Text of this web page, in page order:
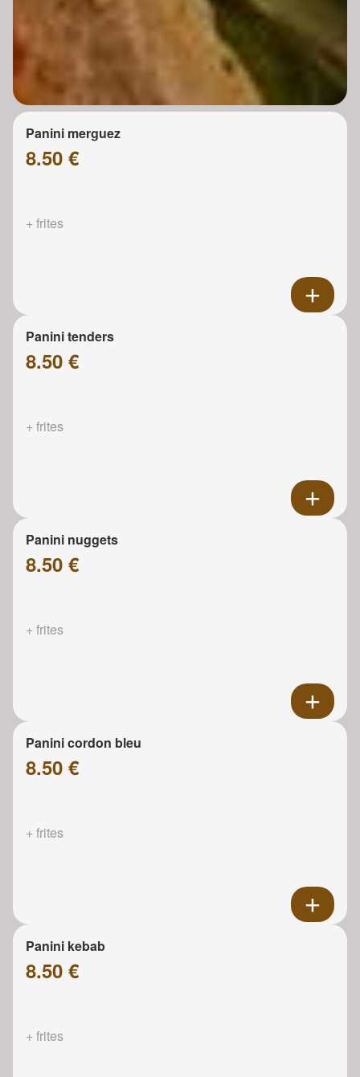
Panini merguez
8.50 €
+ frites
Panini tenders
8.50 €
+ frites
Panini nuggets
8.50 €
+ frites
Panini cordon bleu
8.50 €
+ frites
Panini kebab
8.50 €
+ frites